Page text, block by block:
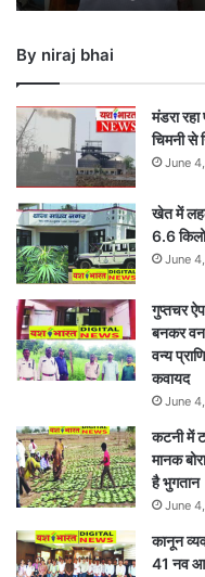
By niraj bhai
मंडरा
चिमनी से
June
खेत में
6.6 किलो
June
गुप्तचर
बनकर वन
वन्य
कवायद
June
कटनी में
मानक
है भुगतान
June
कानून
41 नव